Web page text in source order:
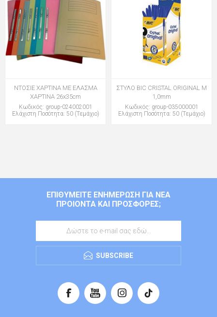
ΝΤΟΣΙΕ ΧΑΡΤΙΝΑ ΜΕ ΕΛΑΣΜΑ
ΧΑΡΤΙΝΑ 26x35cm
Κωδικός: group-024002001
Ελάχιστη Ποσότητα: 50 (Τεμάχιο)
ΣΤΥΛΟ BIC CRISTAL ORIGINAL M
1,0mm
Κωδικός: group-035000001
Ελάχιστη Ποσότητα: 50 (Τεμάχιο)
ΕΠΙΘΥΜΕΊΤΕ ΕΝΗΜΈΡΩΣΗ ΓΙΑ ΝΈΑ
ΠΡΟΙΌΝΤΑ ΚΑΙ ΠΡΟΣΦΟΡΈΣ;
SUBSCRIBE